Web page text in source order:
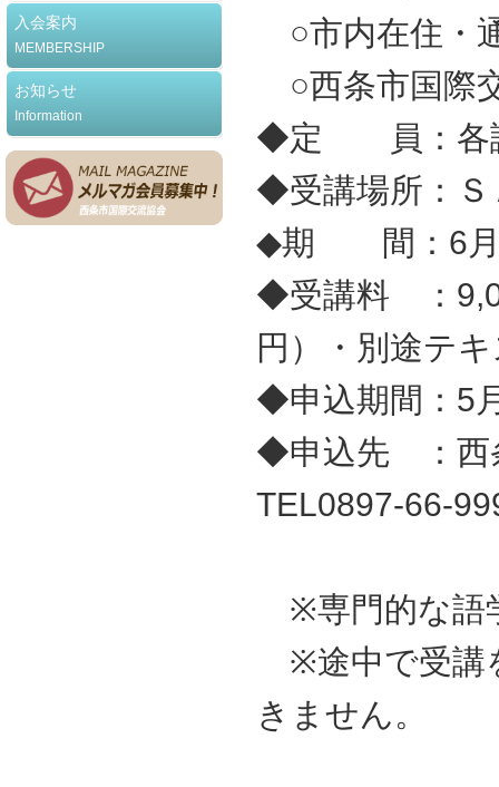
入会案内
MEMBERSHIP
お知らせ
Information
○市内在住・
○西条市国際
◆定 員：各
◆受講場所：
◆期 間：6月
◆受講料 ：
円）・別途テ
◆申込期間：5
◆申込先 ：西
TEL0897-66-
※専門的な語
※途中で受講
きません。